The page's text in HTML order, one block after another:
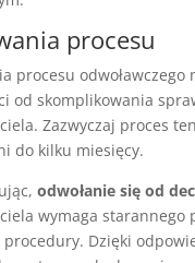
procesu
procesu odwoławczego
od skomplikowania
Zazwyczaj proces
do kilku miesięcy.
odwołanie się od
wymaga starannego
procedury. Dzięki